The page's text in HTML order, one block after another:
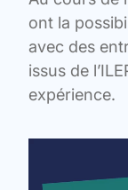
ont la
avec des
issus de
expérience.